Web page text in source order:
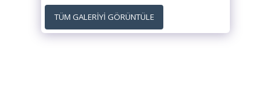
TÜM GALERIYI GÖRÜNTÜLE